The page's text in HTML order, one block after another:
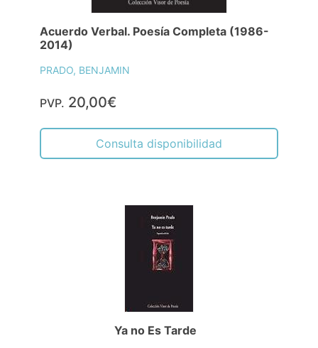
Acuerdo Verbal. Poesía Completa (1986-
2014)
PRADO, BENJAMIN
PVP. 20,00€
Consulta disponibilidad
Ya no Es Tarde